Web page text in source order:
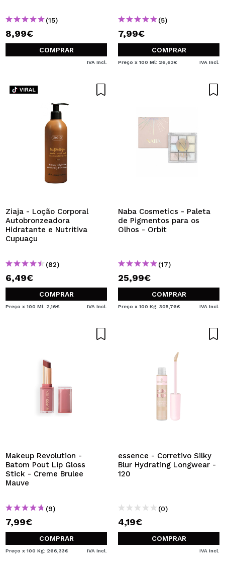
(15)
8,99€
COMPRAR
IVA Incl.
(5)
7,99€
COMPRAR
Preço x 100 Ml: 26,63€ IVA Incl.
Ziaja - Loção Corporal
Autobronzeadora
Hidratante e Nutritiva
Cupuaçu
(82)
6,49€
COMPRAR
Preço x 100 Ml: 2,16€ IVA Incl.
Naba Cosmetics - Paleta
de Pigmentos para os
Olhos - Orbit
(17)
25,99€
COMPRAR
Preço x 100 Kg: 305,76€ IVA Incl.
Makeup Revolution -
Batom Pout Lip Gloss
Stick - Creme Brulee
Mauve
(9)
7,99€
COMPRAR
Preço x 100 Kg: 266,33€ IVA Incl.
essence - Corretivo Silky
Blur Hydrating Longwear -
120
(0)
4,19€
COMPRAR
IVA Incl.